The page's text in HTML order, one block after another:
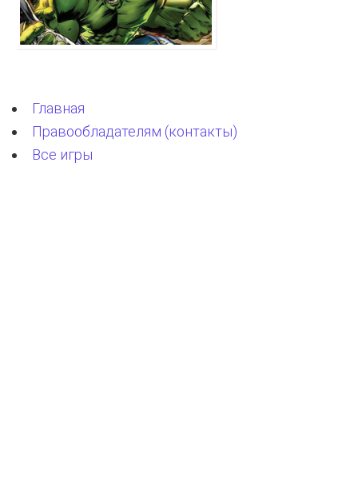
Главная
Правообладателям (контакты)
Все игры